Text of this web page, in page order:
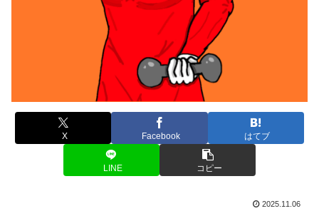
X Facebook はてブ
LINE コピー
2025.11.06